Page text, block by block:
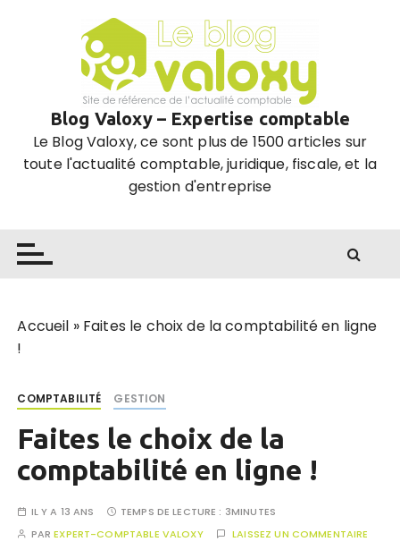
Blog Valoxy – Expertise comptable
Le Blog Valoxy, ce sont plus de 1500 articles sur
toute l'actualité comptable, juridique, fiscale, et la
gestion d'entreprise
Accueil » Faites le choix de la comptabilité en ligne
!
COMPTABILITÉ GESTION
Faites le choix de la
comptabilité en ligne !
IL Y A 13 ANS TEMPS DE LECTURE : 3MINUTES
PAREXPERT-COMPTABLE VALOXY LAISSEZ UN COMMENTAIRE